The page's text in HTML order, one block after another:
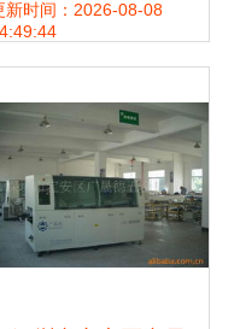
售小能手
新时间：2026-08-08